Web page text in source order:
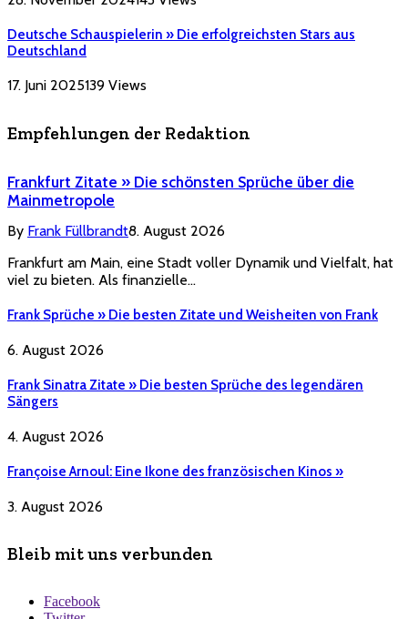
Deutsche Schauspielerin » Die erfolgreichsten Stars aus
Deutschland
17. Juni 2025139 Views
Empfehlungen der Redaktion
Frankfurt Zitate » Die schönsten Sprüche über die
Mainmetropole
By Frank Füllbrandt8. August 2026
Frankfurt am Main, eine Stadt voller Dynamik und Vielfalt, hat
viel zu bieten. Als finanzielle…
Frank Sprüche » Die besten Zitate und Weisheiten von Frank
6. August 2026
Frank Sinatra Zitate » Die besten Sprüche des legendären
Sängers
4. August 2026
Françoise Arnoul: Eine Ikone des französischen Kinos »
3. August 2026
Bleib mit uns verbunden
Facebook